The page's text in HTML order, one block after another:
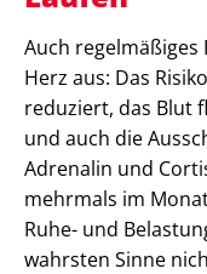
Auch regelmäßiges
Herz aus: Das
reduziert, das Blut
und auch die
Adrenalin und
mehrmals im
Ruhe- und
wahrsten Sinne